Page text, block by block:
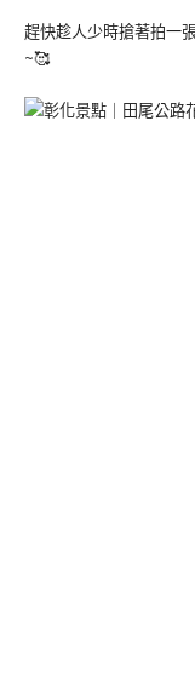
趕快趁人少時搶著拍一
~🥰